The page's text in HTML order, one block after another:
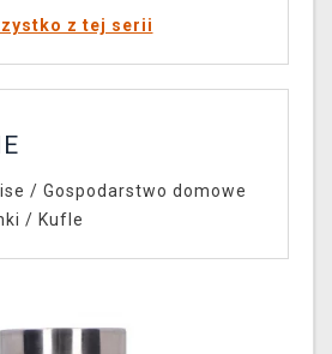
z tej serii
/ Gospodarstwo domowe
/ Kufle